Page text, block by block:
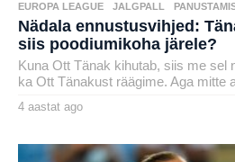
EUROPA LEAGUE ,JALGPALL ,
Nädala ennustusvihjed:
siis poodiumikoha järele?
Kuna Ott Tänak kihutab, siis me sel
ka Ott Tänakust räägime. Aga mitte
karlj
4 aastat ago
s
t